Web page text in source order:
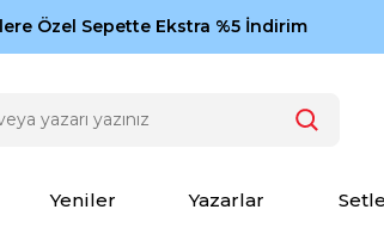
Ketebe'de: Cengiz Aytmatov
Özel Sepette Ekstra %5 İndirim
Yeniler Yazarlar